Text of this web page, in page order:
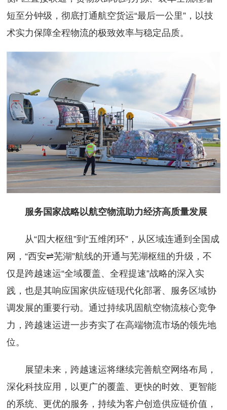
短至分钟级，彻底打通航空货运“最后一公里”，以技
术实力保障全程物流的极致效率与稳定品质。
服务国家战略以航空物流助力经济高质量发展
从“四大枢纽”到“五维闭环”，从区域连通到全国成
网，“西安⇌芜湖”航线的开通与芜湖枢纽的升级，不
仅是跨越速运“全域覆盖、全程提速”战略的深入实
践，也是其响应国家供应链现代化部署、服务区域协
调发展的重要行动。通过持续巩固航空物流核心竞争
力，跨越速运进一步夯实了在高端物流市场的领先地
位。
展望未来，跨越速运将继续完善航空网络布局，
深化科技应用，以更广的覆盖、更快的时效、更智能
的系统、更优的服务，持续为客户创造供应链价值，